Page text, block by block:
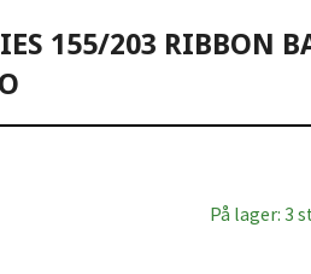
155/203 RIBBON
På lager: 3